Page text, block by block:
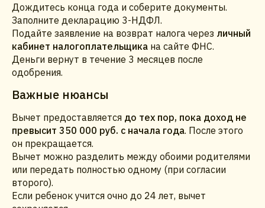
Дождитесь конца года и соберите документы.
Заполните декларацию 3-НДФЛ.
Подайте заявление на возврат налога через личный
кабинет налогоплательщика на сайте ФНС.
Деньги вернут в течение 3 месяцев после
одобрения.
Важные нюансы
Вычет предоставляется до тех пор, пока доход не
превысит 350 000 руб. с начала года. После этого
он прекращается.
Вычет можно разделить между обоими родителями
или передать полностью одному (при согласии
второго).
Если ребенок учится очно до 24 лет, вычет